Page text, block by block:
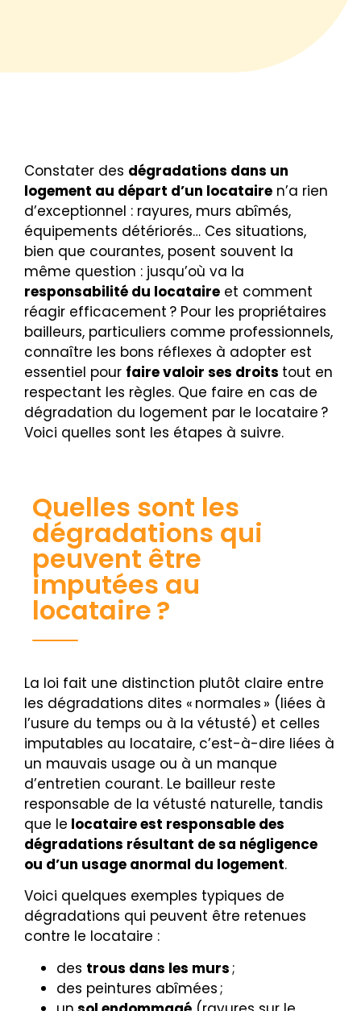
Constater des dégradations dans un
logement au départ d’un locataire n’a rien
d’exceptionnel : rayures, murs abîmés,
équipements détériorés… Ces situations,
bien que courantes, posent souvent la
même question : jusqu’où va la
responsabilité du locataire et comment
réagir efficacement ? Pour les propriétaires
bailleurs, particuliers comme professionnels,
connaître les bons réflexes à adopter est
essentiel pour faire valoir ses droits tout en
respectant les règles. Que faire en cas de
dégradation du logement par le locataire ?
Voici quelles sont les étapes à suivre.
Quelles sont les
dégradations qui
peuvent être
imputées au
locataire ?
La loi fait une distinction plutôt claire entre
les dégradations dites « normales » (liées à
l’usure du temps ou à la vétusté) et celles
imputables au locataire, c’est-à-dire liées à
un mauvais usage ou à un manque
d’entretien courant. Le bailleur reste
responsable de la vétusté naturelle, tandis
que le locataire est responsable des
dégradations résultant de sa négligence
ou d’un usage anormal du logement.
Voici quelques exemples typiques de
dégradations qui peuvent être retenues
contre le locataire :
des trous dans les murs;
des peintures abîmées ;